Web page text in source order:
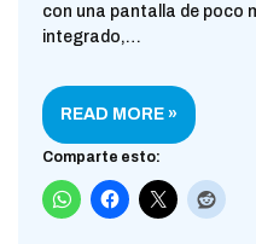
con una pantalla de poco
integrado,…
READ MORE »
Comparte esto: